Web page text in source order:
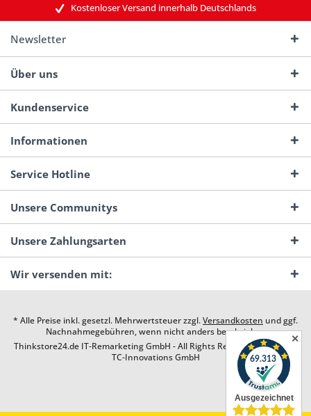
Kostenloser Versand innerhalb Deutschlands
Newsletter
Über uns
Kundenservice
Informationen
Service Hotline
Unsere Communitys
Unsere Zahlungsarten
Wir versenden mit:
* Alle Preise inkl. gesetzl. Mehrwertsteuer zzgl.Versandkosten und ggf.
Nachnahmegebühren, wenn nicht anders beschrieben
Thinkstore24.de IT-Remarketing GmbH - All Rights Reserved. Design by
TC-Innovations GmbH
✕